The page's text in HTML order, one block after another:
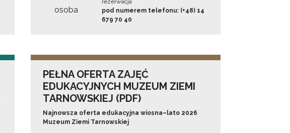
osoba
rezerwacja
pod numerem telefonu: (+48) 14
679 70 40
PEŁNA OFERTA ZAJĘĆ
EDUKACYJNYCH MUZEUM ZIEMI
TARNOWSKIEJ (PDF)
Najnowsza oferta edukacyjna wiosna–lato 2026
Muzeum Ziemi Tarnowskiej